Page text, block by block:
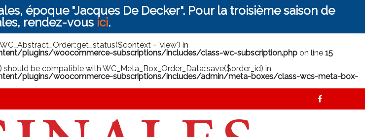
époque "Jacques De Decker". Pour la troisième saison de
rendez-vous ici.
= 'view') in
plugins/woocommerce-subscriptions/includes/class-wc-subscription.php on line 15
be compatible with WC_Meta_Box_Order_Data::save($order_id) in
plugins/woocommerce-subscriptions/includes/admin/meta-boxes/class-wcs-meta-box-